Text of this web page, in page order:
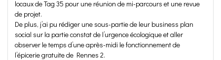
locaux de Tag 35 pour une réunion de mi-parcours et une revue
de projet.
De plus, j’ai pu rédiger une sous-partie de leur business plan
social sur la partie constat de l’urgence écologique et aller
observer le temps d’une après-midi le fonctionnement de
l’épicerie gratuite de Rennes 2.